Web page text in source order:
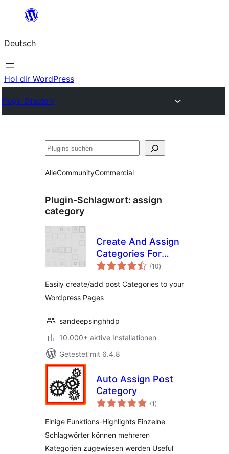
springen
Deutsch
Hol dir WordPress
Plugin Directory
Suchen
AlleCommunityCommercial
Plugin-Schlagwort: assign
category
Create And Assign
Categories For
Pages
(10Bewertungen
insgesamt
)
Easily create/add post Categories to your
Wordpress Pages
sandeepsinghhdp
10.000+ aktive Installationen
Getestet mit 6.4.8
Auto Assign Post
Category
(1 Bewertungen
insgesamt
)
Einige Funktions-Highlights Einzelne
Schlagwörter können mehreren
Kategorien zugewiesen werden Useful